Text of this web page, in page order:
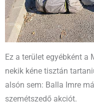
Ez a terület egyébként a
nekik kéne tisztán
alsón sem: Balla Imre
szemétszedő akciót.